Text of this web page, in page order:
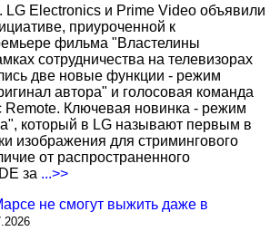
LG Electronics и Prime Video объявили
приуроченной к
фильма "Властелины
сотрудничества на телевизорах
две новые функции - режим
автора" и голосовая команда
Remote. Ключевая новинка - режим
который в LG называют первым в
изображения для стримингового
от распространенного
за ...>>
не смогут выжить даже в